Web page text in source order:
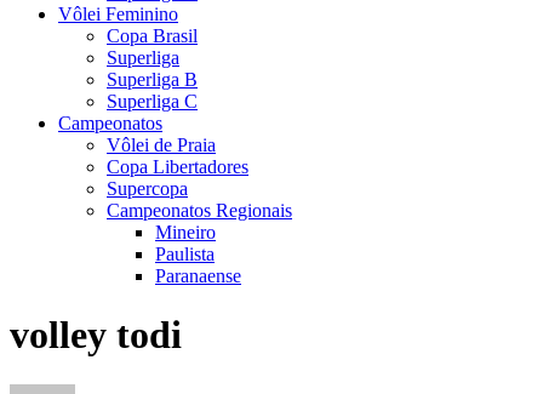
Vôlei Feminino
Copa Brasil
Superliga
Superliga B
Superliga C
Campeonatos
Vôlei de Praia
Copa Libertadores
Supercopa
Campeonatos Regionais
Mineiro
Paulista
Paranaense
volley todi